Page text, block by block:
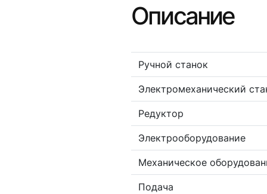
Описание
Ручной станок
Электромеханический
Редуктор
Электрооборудование
Механическое
Подача